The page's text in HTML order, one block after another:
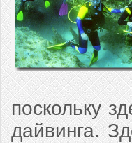
поскольку
дайвинга.